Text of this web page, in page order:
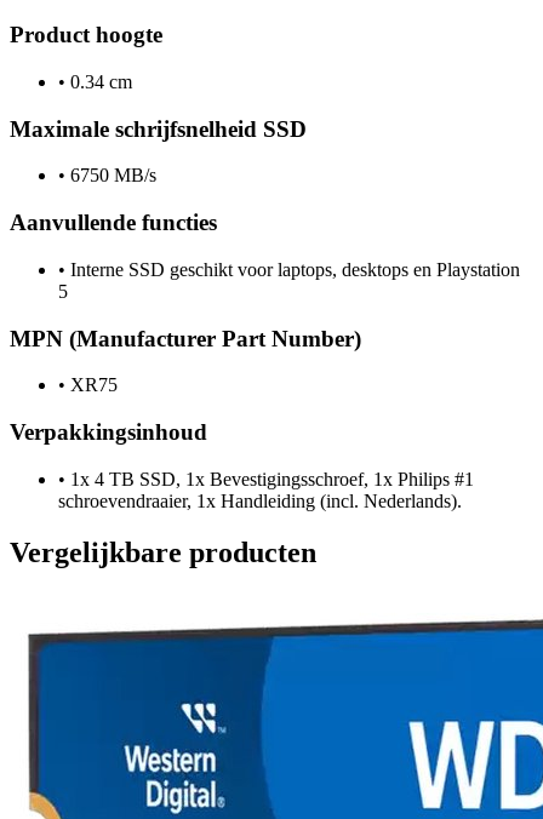
Product hoogte
• 0.34 cm
Maximale schrijfsnelheid SSD
• 6750 MB/s
Aanvullende functies
• Interne SSD geschikt voor laptops, desktops en Playstation
5
MPN (Manufacturer Part Number)
• XR75
Verpakkingsinhoud
• 1x 4 TB SSD, 1x Bevestigingsschroef, 1x Philips #1
schroevendraaier, 1x Handleiding (incl. Nederlands).
Vergelijkbare producten